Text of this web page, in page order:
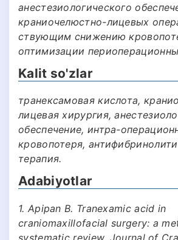
анестезиологического
краниочелюстно-лицевых
ствующим снижению
оптимизации
Kalit so'zlar
транексамовая кислота,
лицевая хирургия,
обеспечение, интра-
кровопотеря,
терапия.
Adabiyotlar
1. Apipan B. Tranexamic acid in
craniomaxillofacial surgery: a
systematic review. Journal of